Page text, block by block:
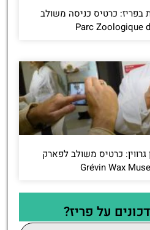
בפריז: כרטיס כניסה משולב
כרטיס משולב לפארק
על פריז?